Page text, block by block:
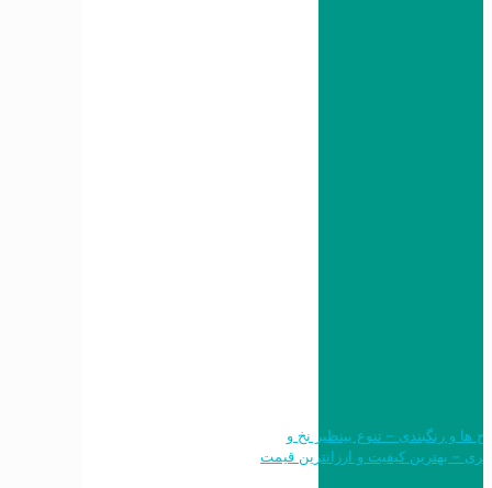
طرح ها و رنگبندی – تنوع بینظیر نخ و